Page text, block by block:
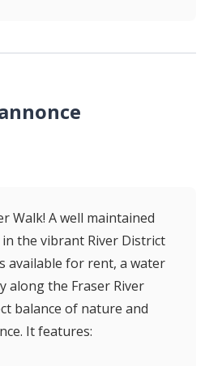
Walk! A well maintained
the vibrant River District
available for rent, a water
along the Fraser River
balance of nature and
It features: